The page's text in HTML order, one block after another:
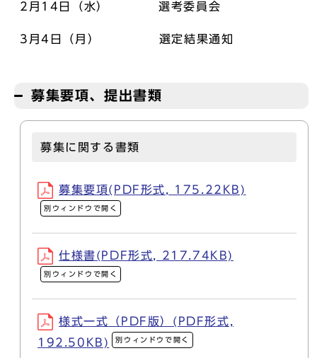
2月14日（水） 選考委員会
3月4日（月） 選定結果通知
募集要項、提出書類
募集に関する書類
募集要項(PDF形式, 175.22KB)
別ウィンドウで開く
仕様書(PDF形式, 217.74KB)
別ウィンドウで開く
様式一式（PDF版）(PDF形式,
192.50KB)
別ウィンドウで開く